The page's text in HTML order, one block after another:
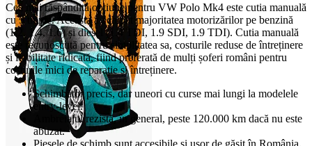
Cea mai răspândită opțiune pentru VW Polo Mk4 este cutia manuală
cu 5 trepte. Aceasta a echipat majoritatea motorizărilor pe benzină
(1.2, 1.4, 1.6) și diesel (1.4 TDI, 1.9 SDI, 1.9 TDI). Cutia manuală
este recunoscută pentru simplitatea sa, costurile reduse de întreținere
și fiabilitate ridicată, fiind preferată de mulți șoferi români pentru
costurile mici de reparație și întreținere.
Schimbător precis, dar uneori cu curse mai lungi la modelele
entry-level.
Ambreiajul rezistă, în general, peste 120.000 km dacă nu este
abuzat.
Piesele de schimb sunt accesibile și ușor de găsit în România.